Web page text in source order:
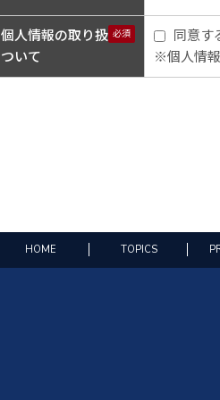
個人情報の取り扱いに
ついて
必須
同意す
※個人情報
HOME TOPICS